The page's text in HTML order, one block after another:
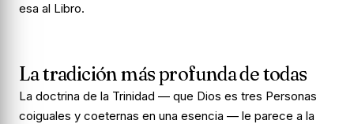
esa al Libro.
La tradición más profunda de todas
La doctrina de la Trinidad — que Dios es tres Personas
coiguales y coeternas en una esencia — le parece a la